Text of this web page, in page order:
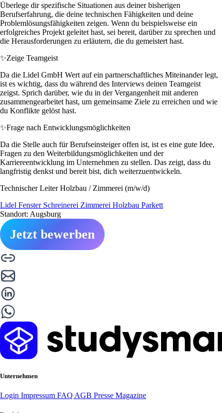
Überlege dir spezifische Situationen aus deiner bisherigen
Berufserfahrung, die deine technischen Fähigkeiten und deine
Problemlösungsfähigkeiten zeigen. Wenn du beispielsweise ein
erfolgreiches Projekt geleitet hast, sei bereit, darüber zu sprechen und
die Herausforderungen zu erläutern, die du gemeistert hast.
✨Zeige Teamgeist
Da die Lidel GmbH Wert auf ein partnerschaftliches Miteinander legt,
ist es wichtig, dass du während des Interviews deinen Teamgeist
zeigst. Sprich darüber, wie du in der Vergangenheit mit anderen
zusammengearbeitet hast, um gemeinsame Ziele zu erreichen und wie
du Konflikte gelöst hast.
✨Frage nach Entwicklungsmöglichkeiten
Da die Stelle auch für Berufseinsteiger offen ist, ist es eine gute Idee,
Fragen zu den Weiterbildungsmöglichkeiten und der
Karriereentwicklung im Unternehmen zu stellen. Das zeigt, dass du
langfristig denkst und bereit bist, dich weiterzuentwickeln.
Technischer Leiter Holzbau / Zimmerei (m/w/d)
Lidel Fenster Schreinerei Zimmerei Holzbau Parkett
Standort: Augsburg
Jetzt bewerben
Unternehmen
Login Impressum FAQ AGB Presse Magazine